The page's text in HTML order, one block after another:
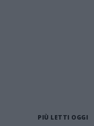
PIÙ LETTI OGGI